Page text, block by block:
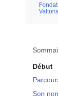
Début
Son